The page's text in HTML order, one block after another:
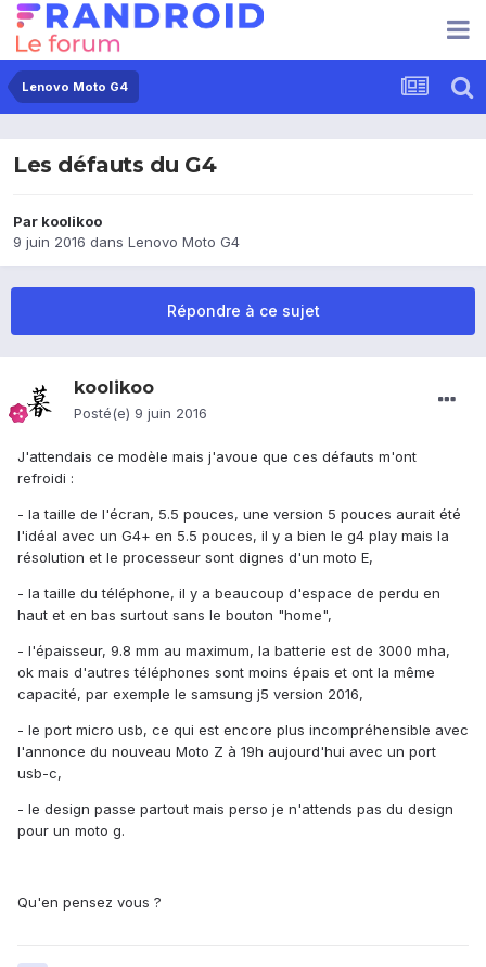
Lenovo Moto G4
Les défauts du G4
Par koolikoo
9 juin 2016 dans Lenovo Moto G4
Répondre à ce sujet
koolikoo
Posté(e) 9 juin 2016
J'attendais ce modèle mais j'avoue que ces défauts m'ont
refroidi :
- la taille de l'écran, 5.5 pouces, une version 5 pouces aurait été
l'idéal avec un G4+ en 5.5 pouces, il y a bien le g4 play mais la
résolution et le processeur sont dignes d'un moto E,
- la taille du téléphone, il y a beaucoup d'espace de perdu en
haut et en bas surtout sans le bouton "home",
- l'épaisseur, 9.8 mm au maximum, la batterie est de 3000 mha,
ok mais d'autres téléphones sont moins épais et ont la même
capacité, par exemple le samsung j5 version 2016,
- le port micro usb, ce qui est encore plus incompréhensible avec
l'annonce du nouveau Moto Z à 19h aujourd'hui avec un port
usb-c,
- le design passe partout mais perso je n'attends pas du design
pour un moto g.
Qu'en pensez vous ?